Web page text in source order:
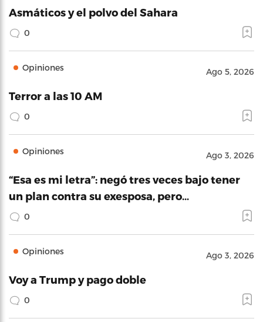
Asmáticos y el polvo del Sahara
0
Opiniones Ago 5, 2026
Terror a las 10 AM
0
Opiniones Ago 3, 2026
“Esa es mi letra”: negó tres veces bajo tener
un plan contra su exesposa, pero…
0
Opiniones Ago 3, 2026
Voy a Trump y pago doble
0